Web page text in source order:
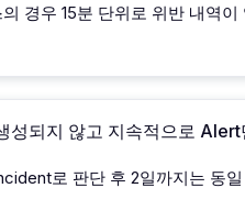
경우 15분 단위로 위반 내역이
성되지 않고 지속적으로
로 판단 후 2일까지는 동